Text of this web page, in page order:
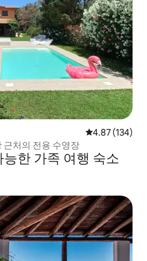
평점 4.87점(5
4.87 (134)
근처의 전용 수영장
한 가족 여행 숙소